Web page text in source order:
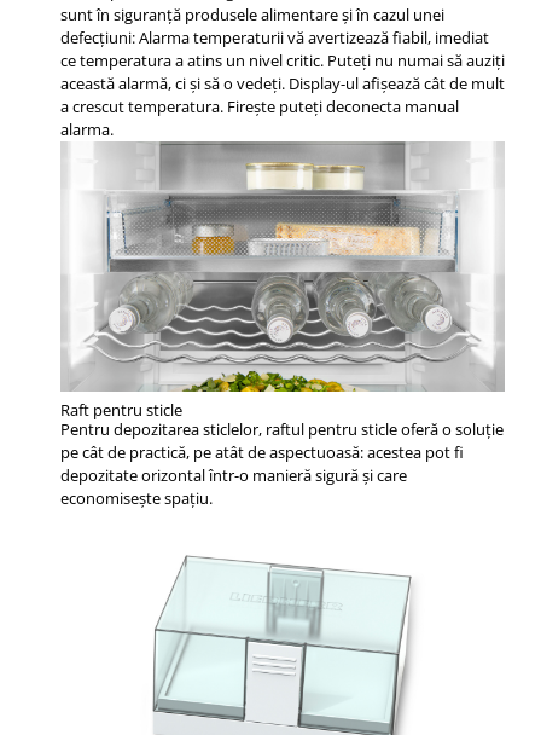
sunt în siguranţă produsele alimentare şi în cazul unei
defecţiuni: Alarma temperaturii vă avertizează fiabil, imediat
ce temperatura a atins un nivel critic. Puteţi nu numai să auziţi
această alarmă, ci şi să o vedeţi. Display-ul afişează cât de mult
a crescut temperatura. Fireşte puteţi deconecta manual
alarma.
Raft pentru sticle
Pentru depozitarea sticlelor, raftul pentru sticle oferă o soluție
pe cât de practică, pe atât de aspectuoasă: acestea pot fi
depozitate orizontal într-o manieră sigură și care
economisește spațiu.